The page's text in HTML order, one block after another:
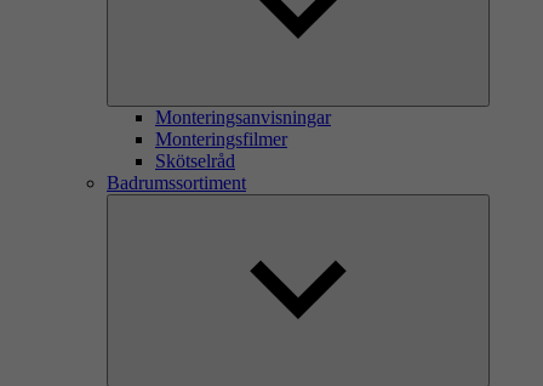
Monteringsanvisningar
Monteringsfilmer
Skötselråd
Badrumssortiment